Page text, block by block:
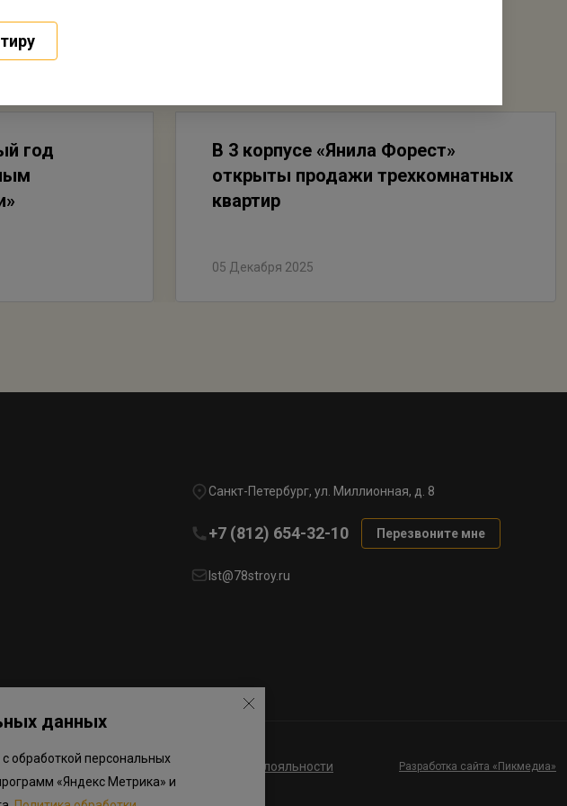
год
В 3 корпусе «Янила Форест»
открыты продажи трехкомнатных
квартир
05 Декабря 2025
Санкт-Петербург, ул. Миллионная, д. 8
+7 (812) 654-32-10 Перезвоните мне
lst@78stroy.ru
лояльностиПриложение к программе лояльности Разработка сайта «Пикмедиа»
данных
обработкой персональных
«Яндекс Метрика» и